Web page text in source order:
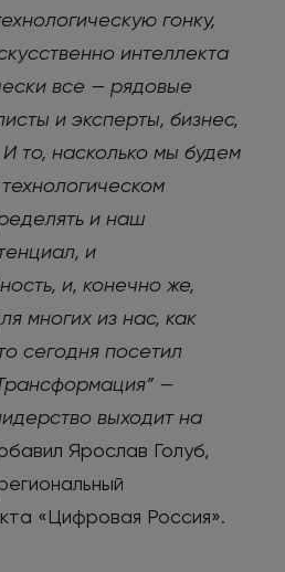
гонку,
интеллекта
все — рядовые
и эксперты, бизнес,
то, насколько мы будем
и наш
и
и, конечно же,
многих из нас, как
сегодня посетил
—
выходит на
Ярослав Голуб,
«Цифровая Россия».